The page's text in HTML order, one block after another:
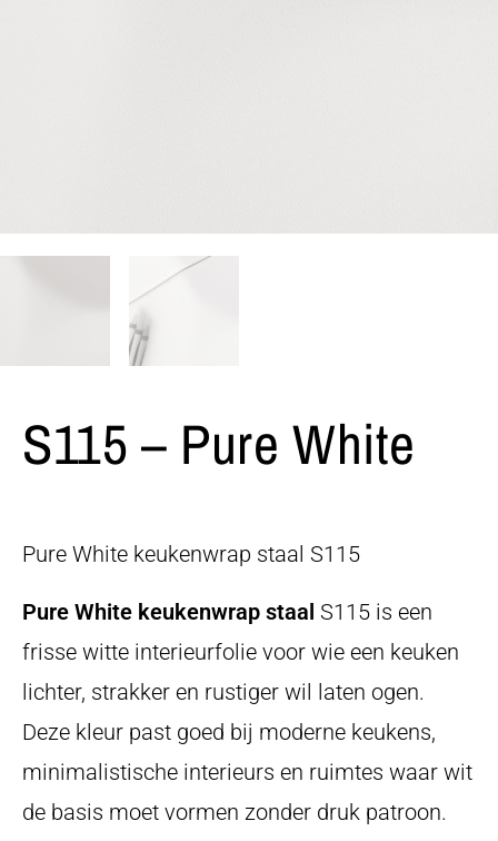
S115 – Pure White
Pure White keukenwrap staal S115
Pure White keukenwrap staal S115 is een
frisse witte interieurfolie voor wie een keuken
lichter, strakker en rustiger wil laten ogen.
Deze kleur past goed bij moderne keukens,
minimalistische interieurs en ruimtes waar wit
de basis moet vormen zonder druk patroon.